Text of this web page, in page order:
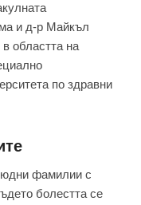
и д-р Майкъл
областта на
по здравни
фамилии с
болестта се